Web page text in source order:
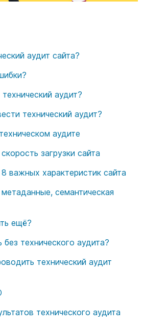
аудит сайта?
аудит?
технический аудит?
аудите
загрузки сайта
важных характеристик сайта
семантическая
ещё?
технического аудита?
технический аудит
технического аудита